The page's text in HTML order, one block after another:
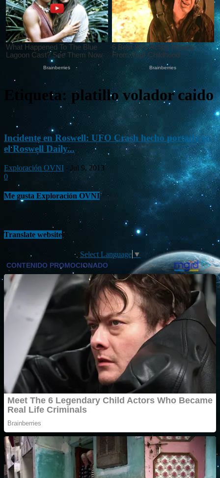
Etiqueta: platillo volador caido
Incidente en Roswell: UFO Crash hecho portada en
el Roswell Daily...
Exploración OVNI - Jul 9, 2013
0
Me gusta Exploración OVNI
Translate website
Select Language ▼